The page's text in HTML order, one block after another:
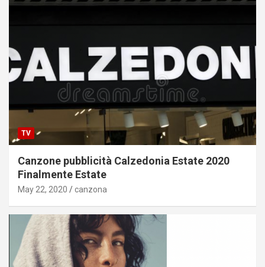
TV
Canzone pubblicità Calzedonia Estate 2020
Finalmente Estate
May 22, 2020 canzona